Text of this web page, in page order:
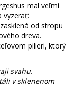
mal veľmi
vyzerať:
od stropu
dreva.
pilieri, ktorý
svahu.
v sklenenom